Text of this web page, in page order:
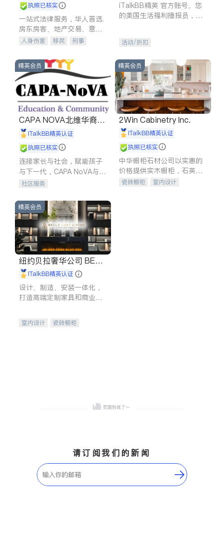
执照已核实
一站式法律服务，华人首选.
房东房客、地产交易、意外
伤害、车祸重伤、商业诉
建筑合同、刑事案件全包办
人身伤害 移民
刑事
信托/遗嘱
商业
索赔
律师-其它 保释
iTalkBB精英 官方账号。您
的美国生活福利播报员，精
专属福利。
活动/折扣
精英会员
CAPA NOVA北维华裔家
长会iTalkBB精英认证
执照已核实
连接家长与社会，赋能孩子
与下一代，CAPA NoVA与您
携手建设包容、公平、充满
社区服务
精英会员
2Win Cabinetry Inc.
iTalkBB精英认证
执照已核实
中华橱柜石材公司以实惠的
价格提供实木橱柜，石英石
台面，多种优质不锈钢水
瓷砖橱柜
室内设计
精英会员
纽约贝拉奢华公司 BELL
A LUXE
iTalkBB精英认证
设计、制造、安装一体化，
打造高端定制家具和商业空
室内设计
瓷砖橱柜
请订阅我们的新闻